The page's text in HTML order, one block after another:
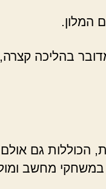
המלון.
בהליכה קצרה,
גם אולם
במשחקי מחשב